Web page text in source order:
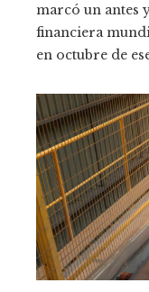
marcó un antes
financiera
en octubre de